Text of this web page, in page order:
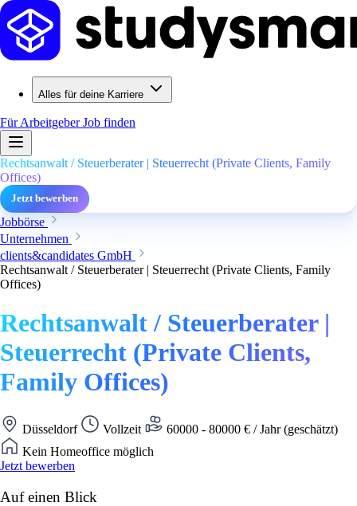
Alles für deine Karriere
Für ArbeitgeberJob finden
Rechtsanwalt / Steuerberater | Steuerrecht (Private Clients, Family
Offices)
Jetzt bewerben
Jobbörse
Unternehmen
clients&candidates GmbH
Rechtsanwalt / Steuerberater | Steuerrecht (Private Clients, Family
Offices)
Rechtsanwalt / Steuerberater |
Steuerrecht (Private Clients,
Family Offices)
Düsseldorf Vollzeit
60000 - 80000 € / Jahr (geschätzt)
Kein Homeoffice möglich
Jetzt bewerben
Auf einen Blick